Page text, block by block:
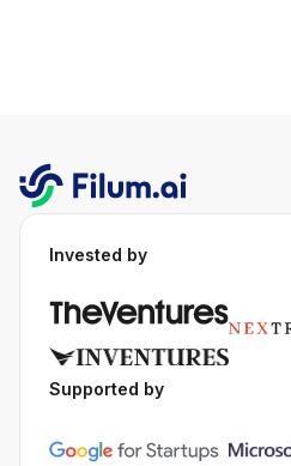
Invested by
Supported by